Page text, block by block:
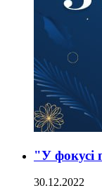
"У фокусі
30.12.2022